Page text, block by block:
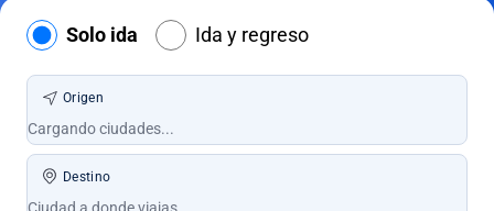
Solo ida Ida y regreso
Origen
Destino